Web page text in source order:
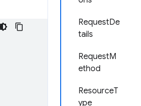
RequestDe
tails
RequestM
ethod
ResourceT
ype